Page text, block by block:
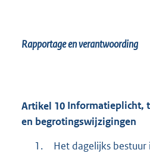
Rapportage en verantwoording
Artikel 10 Informatieplicht,
en begrotingswijzigingen
1.
Het dagelijks